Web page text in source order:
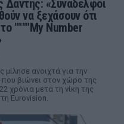
Δάντης: «Συνάδελφοι
να ξεχάσουν ότι
""""My Number
μίλησε ανοιχτά για την
που βιώνει στον χώρο της
χρόνια μετά τη νίκη της
Eurovision.